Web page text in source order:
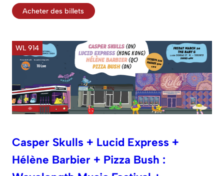
Acheter des billets
WL 914
Casper Skulls + Lucid Express +
Hélène Barbier + Pizza Bush :